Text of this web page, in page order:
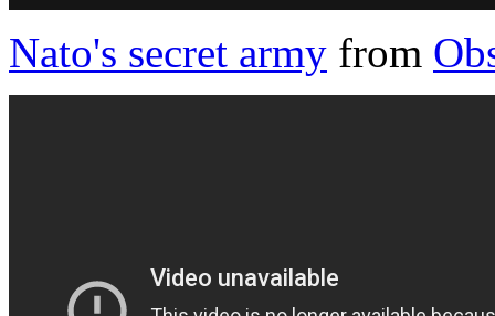
Nato's secret army from